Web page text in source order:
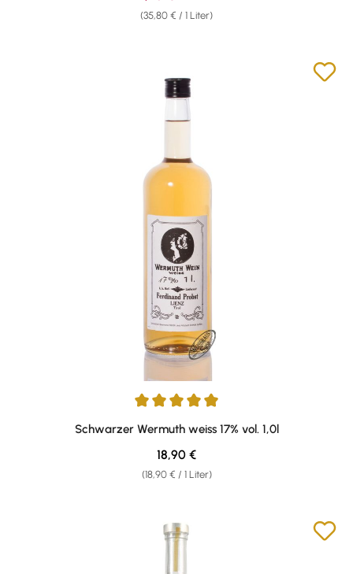
(35,80 € / 1 Liter)
Durchschnittliche Bewertung von 4.95 von 5 Sternen
Schwarzer Wermuth weiss 17% vol. 1,0l
(18,90 € / 1 Liter)
Regulärer Preis:
18,90 €